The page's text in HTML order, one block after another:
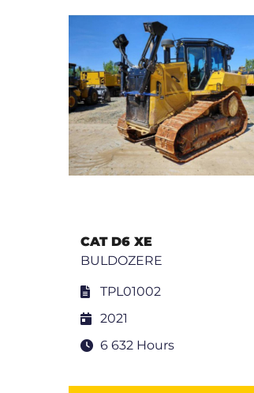
CAT D6 XE
BULDOZERE
TPL01002
2021
6 632 Hours